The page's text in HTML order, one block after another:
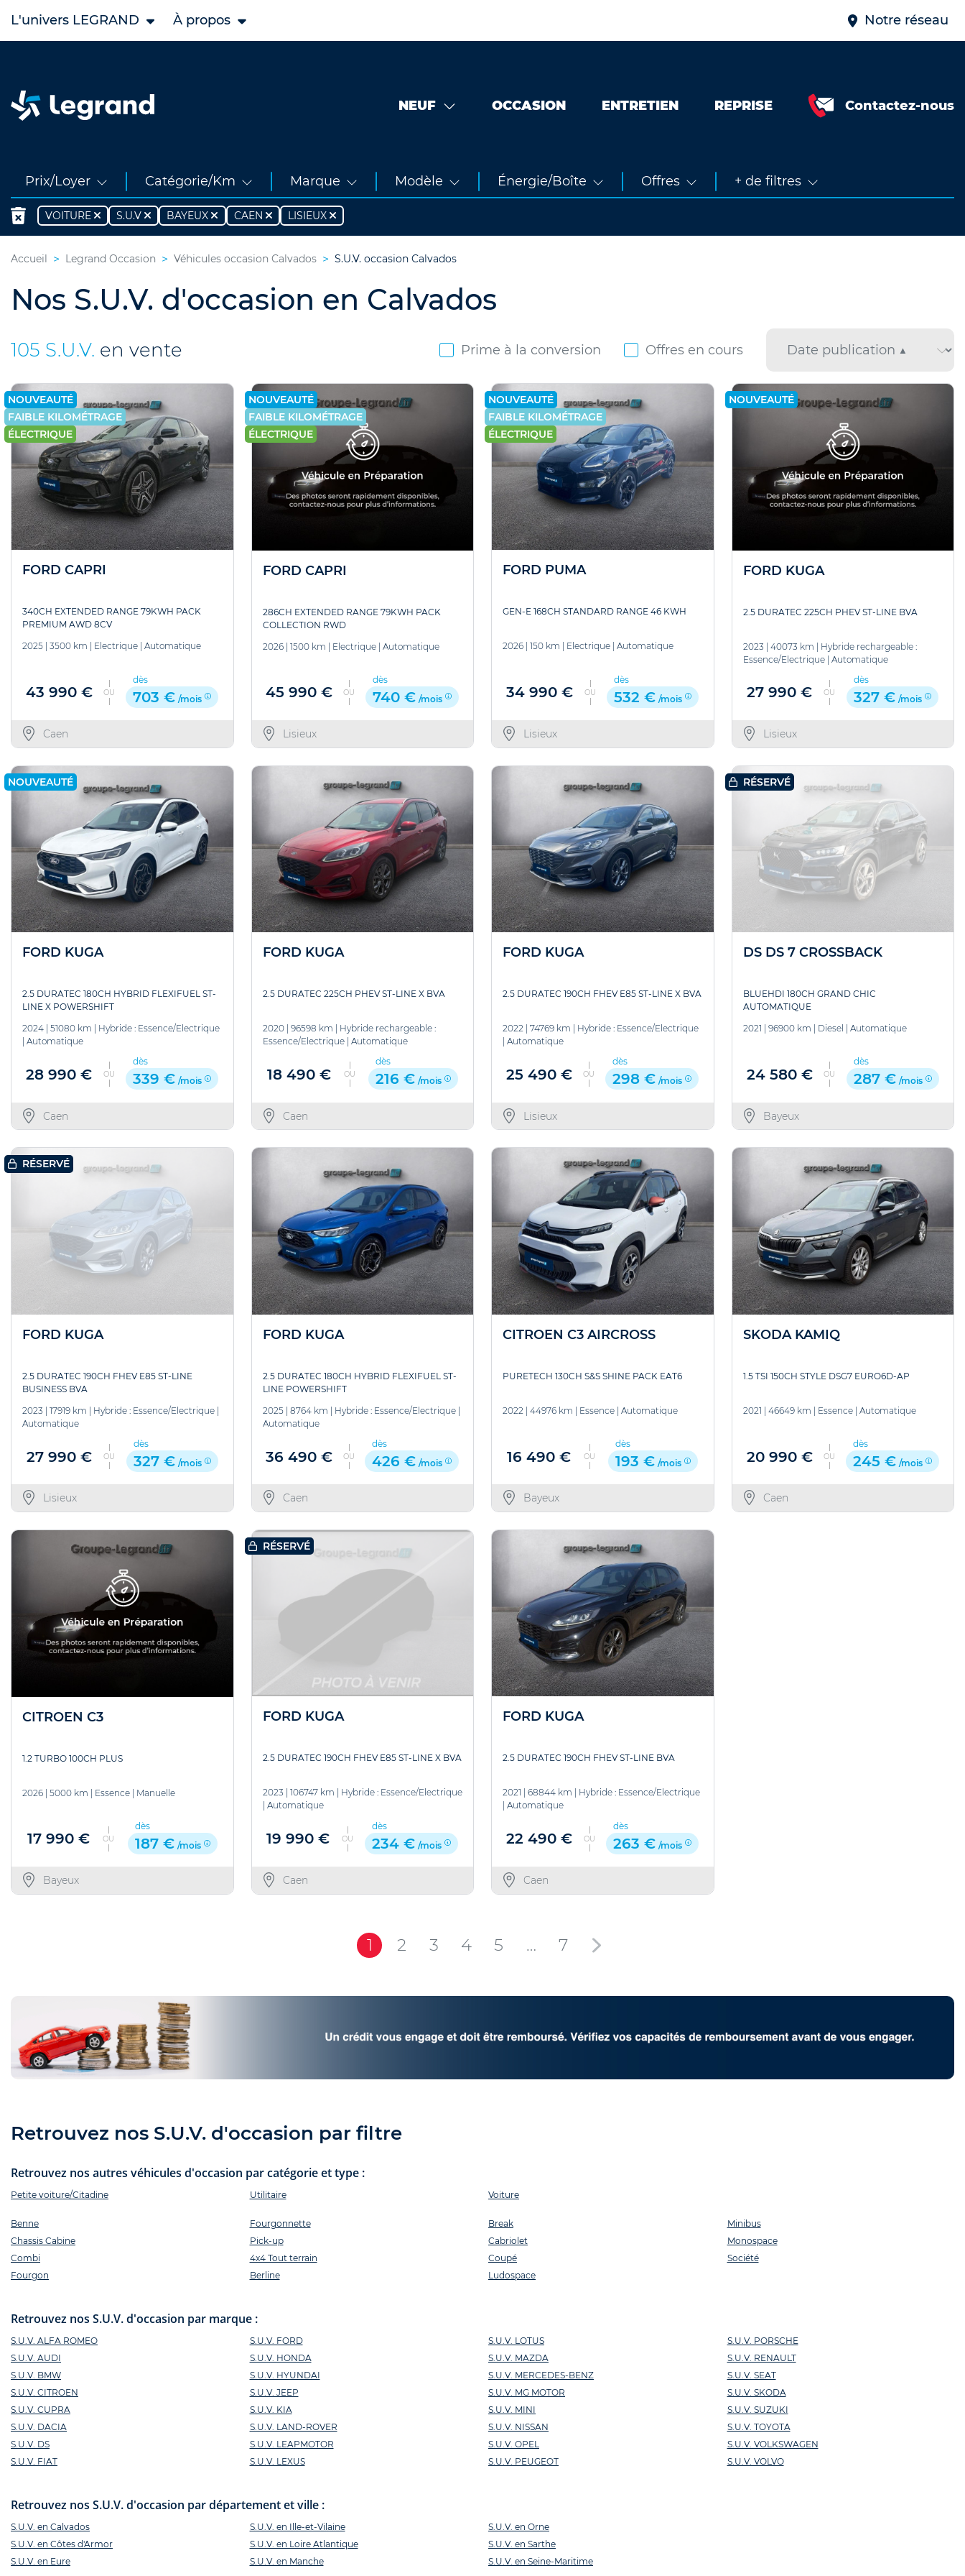
L'univers LEGRAND À propos Notre réseau
NEUF OCCASION ENTRETIEN REPRISE
Contactez-nous
Prix/Loyer Catégorie/Km Marque Modèle Énergie/Boîte Offres + de filtres
VOITURE S.U.V BAYEUX CAEN LISIEUX
Accueil Legrand Occasion Véhicules occasion Calvados S.U.V. occasion Calvados
Nos S.U.V. d'occasion en Calvados
105 S.U.V. en vente Prime à la conversion Offres en cours
NOUVEAUTÉ
FAIBLE KILOMÉTRAGE
ÉLECTRIQUE
FORD CAPRI
340CH EXTENDED RANGE 79KWH PACK
PREMIUM AWD 8CV
2025 3500 km Electrique Automatique
43 990 € OU
dès
703 € /mois
Caen
NOUVEAUTÉ
FAIBLE KILOMÉTRAGE
ÉLECTRIQUE
FORD CAPRI
286CH EXTENDED RANGE 79KWH PACK
COLLECTION RWD
2026| 1500 km | Electrique| Automatique
45 990 € OU
dès
740 € /mois
Lisieux
NOUVEAUTÉ
FAIBLE KILOMÉTRAGE
ÉLECTRIQUE
FORD PUMA
GEN-E 168CH STANDARD RANGE 46 KWH
2026 150 km Electrique Automatique
34 990 € OU
dès
532 € /mois
Lisieux
NOUVEAUTÉ
FORD KUGA
2.5 DURATEC 225CH PHEV ST-LINE BVA
2023 | 40073 km | Hybride rechargeable :
Essence/Electrique| Automatique
27 990 € OU
dès
327 € /mois
Lisieux
NOUVEAUTÉ
FORD KUGA
2.5 DURATEC 180CH HYBRID FLEXIFUEL ST-
LINE X POWERSHIFT
2024 51080 km
Hybride : Essence/Electrique
Automatique
28 990 € OU
dès
339 € /mois
Caen
FORD KUGA
2.5 DURATEC 225CH PHEV ST-LINE X BVA
2020| 96598 km
Hybride rechargeable :
Essence/Electrique| Automatique
18 490 € OU
dès
216 € /mois
Caen
FORD KUGA
2.5 DURATEC 190CH FHEV E85 ST-LINE X BVA
2022 74769 km
Hybride : Essence/Electrique
Automatique
25 490 € OU
dès
298 € /mois
Lisieux
RÉSERVÉ
DS DS 7 CROSSBACK
BLUEHDI 180CH GRAND CHIC
AUTOMATIQUE
2021
96900 km Diesel Automatique
24 580 € OU
dès
287 € /mois
Bayeux
RÉSERVÉ
FORD KUGA
2.5 DURATEC 190CH FHEV E85 ST-LINE
BUSINESS BVA
2023
17919 km Hybride : Essence/Electrique
Automatique
27 990 € OU
dès
327 € /mois
Lisieux
FORD KUGA
2.5 DURATEC 180CH HYBRID FLEXIFUEL ST-
LINE POWERSHIFT
2025| 8764 km Hybride : Essence/Electrique|
Automatique
36 490 € OU
dès
426 € /mois
Caen
CITROEN C3 AIRCROSS
PURETECH 130CH S&S SHINE PACK EAT6
2022 44976 km Essence Automatique
16 490 € OU
dès
193 € /mois
Bayeux
SKODA KAMIQ
1.5 TSI 150CH STYLE DSG7 EURO6D-AP
2021 46649 km Essence| Automatique
20 990 € OU
dès
245 € /mois
Caen
CITROEN C3
1.2 TURBO 100CH PLUS
2026 | 5000 km | Essence | Manuelle
17 990 € OU
dès
187 € /mois
Bayeux
RÉSERVÉ
FORD KUGA
2.5 DURATEC 190CH FHEV E85 ST-LINE X BVA
2023 106747 km
Hybride : Essence/Electrique
Automatique
19 990 € OU
dès
234 € /mois
Caen
FORD KUGA
2.5 DURATEC 190CH FHEV ST-LINE BVA
2021 68844 km
Hybride : Essence/Electrique
Automatique
22 490 € OU
dès
263 € /mois
Caen
1 2 3 4 5 … 7
Retrouvez nos S.U.V. d'occasion par filtre
Retrouvez nos autres véhicules d'occasion par catégorie et type :
Petite voiture/Citadine Utilitaire Voiture
Benne
Chassis Cabine
Combi
Fourgon
Fourgonnette
Pick-up
4x4 Tout terrain
Berline
Break
Cabriolet
Coupé
Ludospace
Minibus
Monospace
Société
Retrouvez nos S.U.V. d'occasion par marque :
S.U.V. ALFA ROMEO
S.U.V. AUDI
S.U.V. BMW
S.U.V. CITROEN
S.U.V. CUPRA
S.U.V. DACIA
S.U.V. DS
S.U.V. FIAT
S.U.V. FORD
S.U.V. HONDA
S.U.V. HYUNDAI
S.U.V. JEEP
S.U.V. KIA
S.U.V. LAND-ROVER
S.U.V. LEAPMOTOR
S.U.V. LEXUS
S.U.V. LOTUS
S.U.V. MAZDA
S.U.V. MERCEDES-BENZ
S.U.V. MG MOTOR
S.U.V. MINI
S.U.V. NISSAN
S.U.V. OPEL
S.U.V. PEUGEOT
S.U.V. PORSCHE
S.U.V. RENAULT
S.U.V. SEAT
S.U.V. SKODA
S.U.V. SUZUKI
S.U.V. TOYOTA
S.U.V. VOLKSWAGEN
S.U.V. VOLVO
Retrouvez nos S.U.V. d'occasion par département et ville :
S.U.V. en Calvados
S.U.V. en Côtes d'Armor
S.U.V. en Eure
S.U.V. en Ille-et-Vilaine
S.U.V. en Loire Atlantique
S.U.V. en Manche
S.U.V. en Orne
S.U.V. en Sarthe
S.U.V. en Seine-Maritime